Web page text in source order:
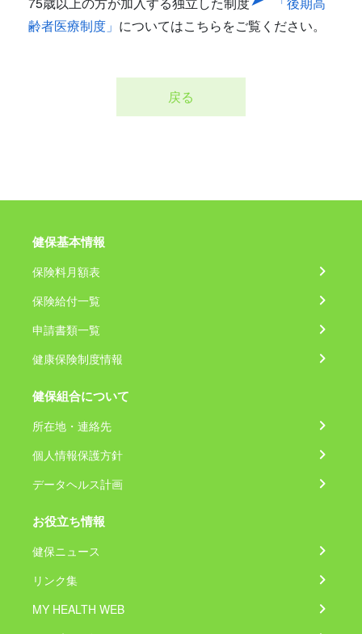
齢者医療制度」 についてはこちらをご覧ください。
戻る
健保基本情報
保険料月額表
保険給付一覧
申請書類一覧
健康保険制度情報
健保組合について
所在地・連絡先
個人情報保護方針
データヘルス計画
お役立ち情報
健保ニュース
リンク集
MY HEALTH WEB